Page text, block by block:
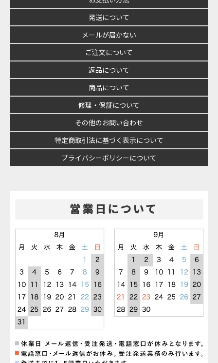
発送について
メールが届かない
ご注文について
返品について
商品について
修理・保証について
その他のお問い合わせ
特定商取引法に基づく表示について
プライバシーポリシーについて